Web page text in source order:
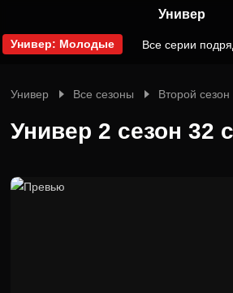
Универ
Универ: Молодые Все серии
Универ Все сезоны Второй сезон
Универ 2 сезон 32